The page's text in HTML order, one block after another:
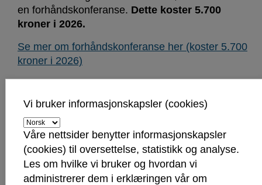
en forhåndskonferanse. Dette koster 5.700
kroner i 2026.
Se mer om forhåndskonferanse her (koster 5.700
kroner i 2026)
(koster 5.700 kroner i 2026)
Hva skjer etter du har søkt?
Vi bruker informasjonskapsler (cookies)
Våre nettsider benytter informasjonskapsler
(cookies) til oversettelse, statistikk og analyse.
Les om hvilke vi bruker og hvordan vi
administrerer dem i erklæringen vår om